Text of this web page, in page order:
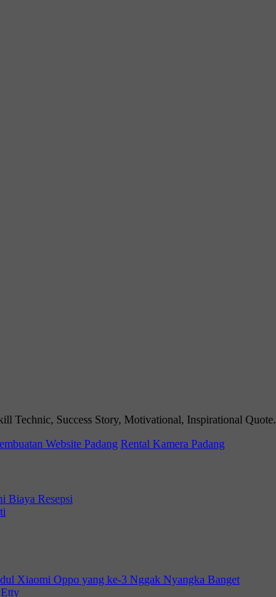
Technic, Success Story, Motivational, Inspirational Quote.
Website Padang Rental Kamera Padang
Biaya Resepsi
Xiaomi Oppo yang ke-3 Nggak Nyangka Banget